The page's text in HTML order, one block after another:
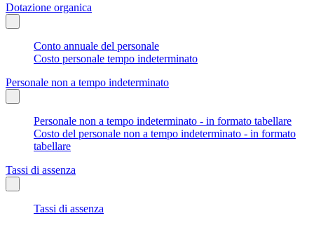
Dotazione organica
Conto annuale del personale
Costo personale tempo indeterminato
Personale non a tempo indeterminato
Personale non a tempo indeterminato - in formato tabellare
Costo del personale non a tempo indeterminato - in formato
tabellare
Tassi di assenza
Tassi di assenza